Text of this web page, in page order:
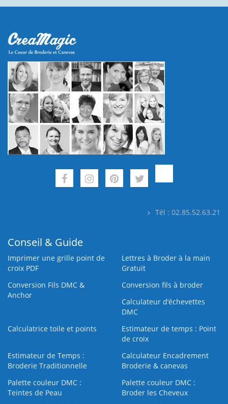
Tél : 02.85.52.63.21
Conseil & Guide
Imprimer une grille point de
croix PDF
Lettres à Broder à la main
Gratuit
Conversion Fils DMC &
Anchor
Conversion fils à broder
Calculateur d’échevettes
DMC
Calculatrice toile et points
Estimateur de temps : Point
de croix
Estimateur de Temps :
Broderie Traditionnelle
Calculateur Encadrement
Broderie & canevas
Palette couleur DMC :
Teintes de Peau
Palette couleur DMC :
Broder les Cheveux